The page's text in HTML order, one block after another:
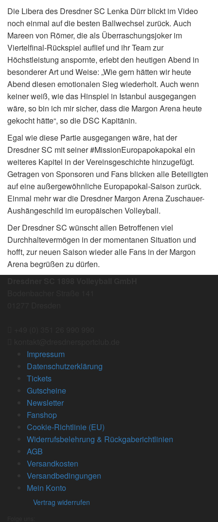
Die Libera des Dresdner SC Lenka Dürr blickt im Video
noch einmal auf die besten Ballwechsel zurück. Auch
Mareen von Römer, die als Überraschungsjoker im
Viertelfinal-Rückspiel auflief und ihr Team zur
Höchstleistung anspornte, erlebt den heutigen Abend in
besonderer Art und Weise: „Wie gern hätten wir heute
Abend diesen emotionalen Sieg wiederholt. Auch wenn
keiner weiß, wie das Hinspiel in Istanbul ausgegangen
wäre, so bin ich mir sicher, dass die Margon Arena heute
gekocht hätte“, so die DSC Kapitänin.
Egal wie diese Partie ausgegangen wäre, hat der
Dresdner SC mit seiner #MissionEuropapokapokal ein
weiteres Kapitel in der Vereinsgeschichte hinzugefügt.
Getragen von Sponsoren und Fans blicken alle Beteiligten
auf eine außergewöhnliche Europapokal-Saison zurück.
Einmal mehr war die Dresdner Margon Arena Zuschauer-
Aushängeschild im europäischen Volleyball.
Der Dresdner SC wünscht allen Betroffenen viel
Durchhaltevermögen in der momentanen Situation und
hofft, zur neuen Saison wieder alle Fans in der Margon
Arena begrüßen zu dürfen.
Impressum
Datenschutzerklärung
Tickets
Gutscheine
Newsletter
Fanshop
Cookie-Richtlinie (EU)
Widerrufsbelehrung & Rückgaberichtlinien
AGB
Versandkosten
Versandbedingungen
Mein Konto
Vertrag widerrufen